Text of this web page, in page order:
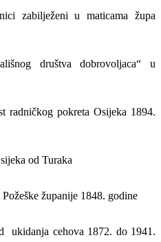
zabilježeni u maticama župa
društva dobrovoljaca“ u
radničkog pokreta Osijeka 1894.
od Turaka
županije 1848. godine
ukidanja cehova 1872. do 1941.